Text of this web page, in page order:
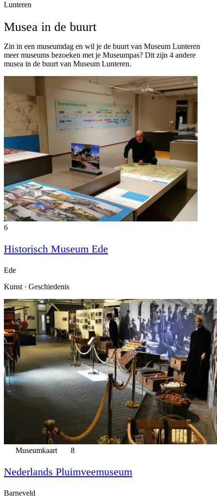
Lunteren
Musea in de buurt
Zin in een museumdag en wil je de buurt van Museum Lunteren
meer museums bezoeken met je Museumpas? Dit zijn 4 andere
musea in de buurt van Museum Lunteren.
6
Historisch Museum Ede
Ede
Kunst · Geschiedenis
Museumkaart 8
Nederlands Pluimveemuseum
Barneveld